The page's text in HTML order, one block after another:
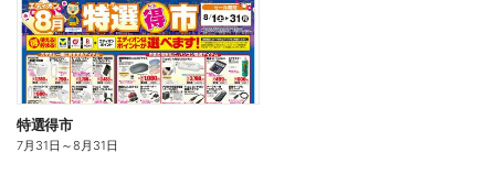
特選得市
7月31日 ～8月31日